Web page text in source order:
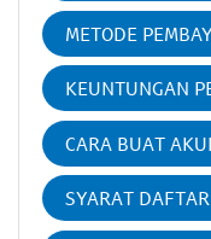
METODE
KEUNTUNGAN
CARA BUAT
SYARAT